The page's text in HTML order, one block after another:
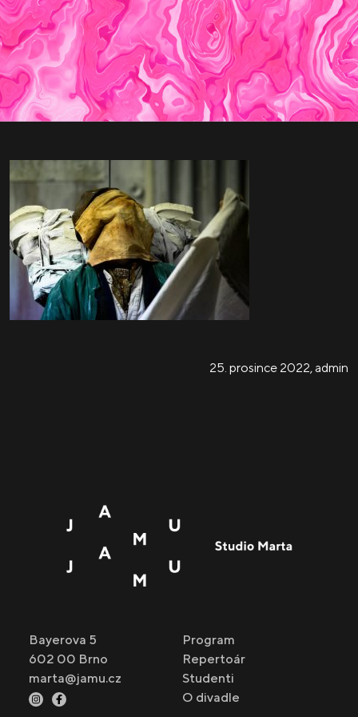
25. prosince 2022, admin
Bayerova 5
602 00 Brno
marta@jamu.cz
Program
Repertoár
Studenti
O divadle